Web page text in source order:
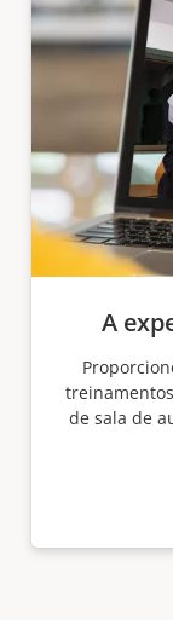
A
de sala de